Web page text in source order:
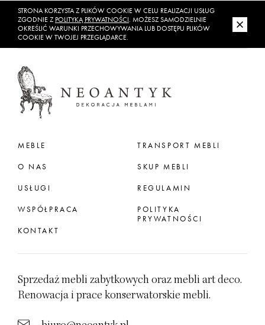
STRONA KORZYSTA Z PLIKÓW COOKIE W CELU REALIZACJI USŁUG
ZGODNIE Z POLITYKĄ PRYWATNOŚCI. MOŻESZ SAMODZIELNIE
OKREŚLIĆ WARUNKI PRZECHOWYWANIA LUB DOSTĘPU PLIKÓW
COOKIE W TWOJEJ PRZEGLĄDARCE.
MEBLE
O NAS
USŁUGI
WSPÓŁPRACA
KONTAKT
TRANSPORT MEBLI
SKUP MEBLI
REGULAMIN
POLITYKA
PRYWATNOŚCI
Sprzedaż mebli zabytkowych oraz mebli art deco.
Renowacja i prace konserwatorskie mebli.